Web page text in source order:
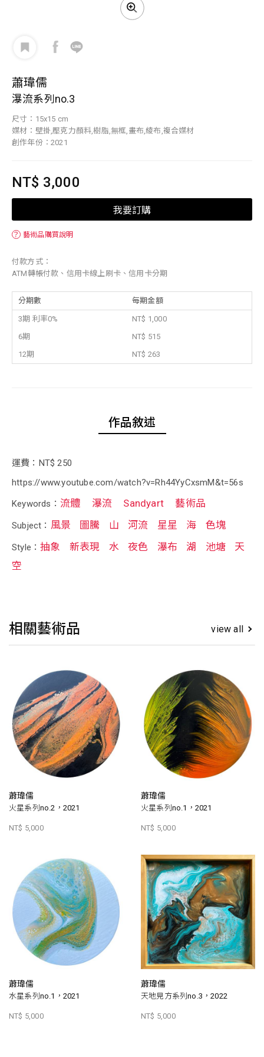
蕭瑋儒
瀑流系列no.3
尺寸：15x15 cm
媒材：壁掛,壓克力顏料,樹脂,無框,畫布,綾布,複合媒材
創作年份：2021
NT$ 3,000
我要訂購
？ 藝術品購買說明
付款方式：
ATM轉帳付款、信用卡線上刷卡、信用卡分期
分期數 每期金額
3期 利率0%
NT$ 1,000
6期
NT$ 515
12期
NT$ 263
作品敘述
運費：NT$ 250
https://www.youtube.com/watch?v=Rh44YyCxsmM&t=56s
Keywords： 流體 瀑流 Sandyart 藝術品
Subject： 風景 圖騰 山 河流 星星 海 色塊
Style：抽象 新表現 水 夜色 瀑布 湖 池塘
天
空
相關藝術品 view all
蕭瑋儒
火星系列no.2，2021
NT$ 5,000
蕭瑋儒
火星系列no.1，2021
NT$ 5,000
蕭瑋儒
水星系列no.1，2021
NT$ 5,000
蕭瑋儒
天地見方系列no.3，2022
NT$ 5,000